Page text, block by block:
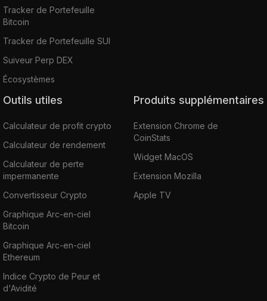
Tracker de Portefeuille
Bitcoin
Tracker de Portefeuille SUI
Suiveur Perp DEX
Écosystèmes
Outils utiles
Calculateur de profit crypto
Calculateur de rendement
Calculateur de perte
impermanente
Convertisseur Crypto
Graphique Arc-en-ciel
Bitcoin
Graphique Arc-en-ciel
Ethereum
Indice Crypto de Peur et
d'Avidité
Produits supplémentaires
Extension Chrome de
CoinStats
Widget MacOS
Extension Mozilla
Apple TV